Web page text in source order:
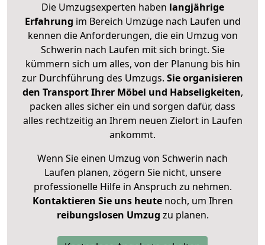
Die Umzugsexperten haben langjährige
Erfahrung im Bereich Umzüge nach Laufen und
kennen die Anforderungen, die ein Umzug von
Schwerin nach Laufen mit sich bringt. Sie
kümmern sich um alles, von der Planung bis hin
zur Durchführung des Umzugs. Sie organisieren
den Transport Ihrer Möbel und Habseligkeiten,
packen alles sicher ein und sorgen dafür, dass
alles rechtzeitig an Ihrem neuen Zielort in Laufen
ankommt.
Wenn Sie einen Umzug von Schwerin nach
Laufen planen, zögern Sie nicht, unsere
professionelle Hilfe in Anspruch zu nehmen.
Kontaktieren Sie uns heutenoch, um Ihren
reibungslosen Umzug zu planen.